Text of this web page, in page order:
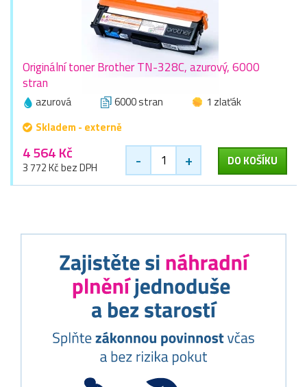
Originální toner Brother TN-328C, azurový, 6000
stran
azurová 6000 stran
1 zlaťák
Skladem - externě
4 564 Kč
3 772 Kč bez DPH - + DO KOŠÍKU